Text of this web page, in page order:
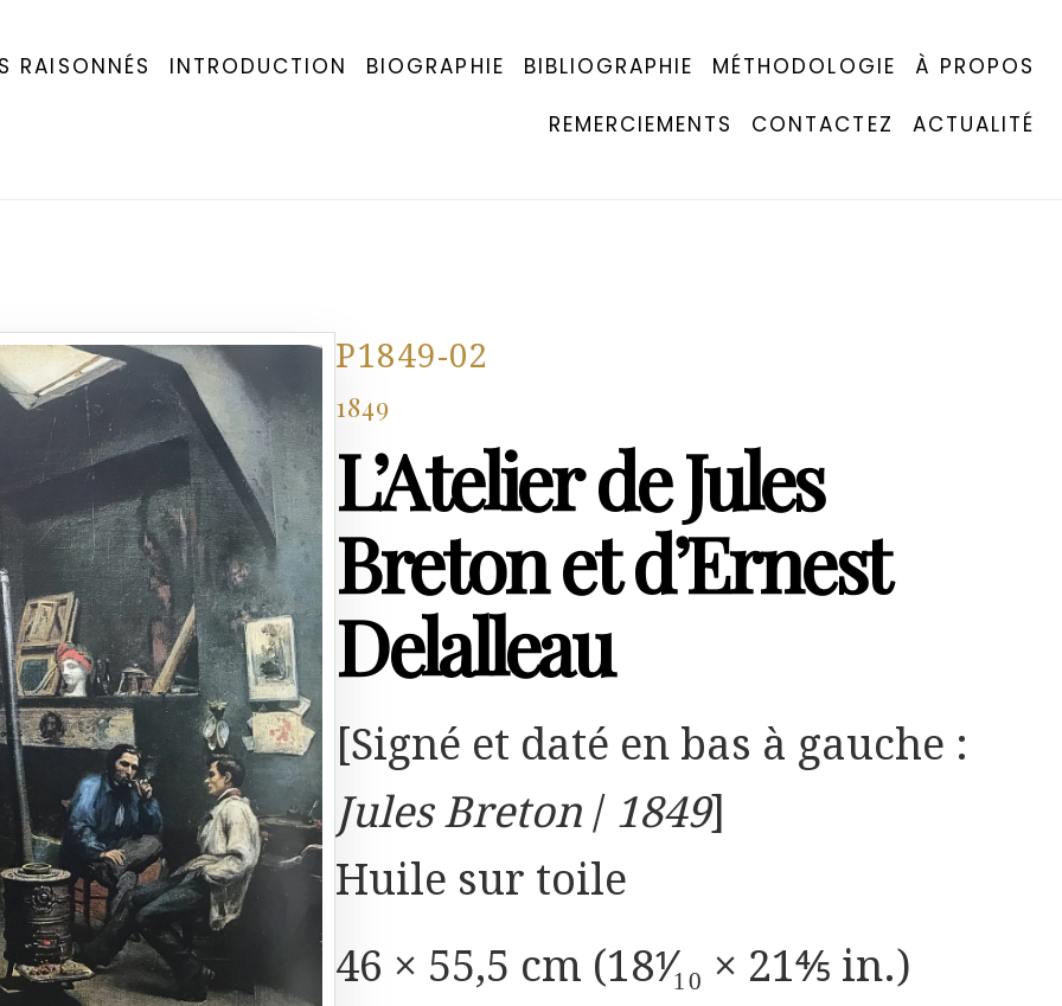
RAISONNÉS INTRODUCTION BIOGRAPHIE BIBLIOGRAPHIE MÉTHODOLOGIE À PROPOS
REMERCIEMENTS CONTACTEZ ACTUALITÉ
P1849-02
1849
L’Atelier de Jules
Breton et d’Ernest
Delalleau
[Signé et daté en bas à gauche :
Jules Breton/ 1849]
Huile sur toile
46 × 55,5 cm (18⅟₁₀ × 21⅘ in.)